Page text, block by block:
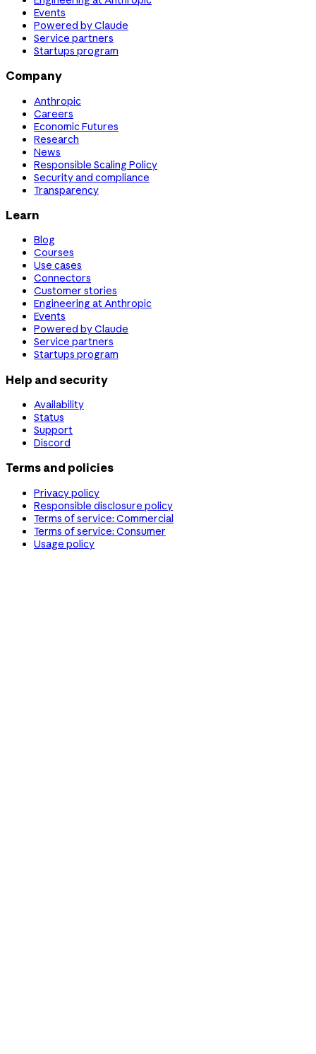
Events
Powered by Claude
Service partners
Startups program
Company
Anthropic
Careers
Economic Futures
Research
News
Responsible Scaling Policy
Security and compliance
Transparency
Learn
Blog
Courses
Use cases
Connectors
Customer stories
Engineering at Anthropic
Events
Powered by Claude
Service partners
Startups program
Help and security
Availability
Status
Support
Discord
Terms and policies
Privacy policy
Responsible disclosure policy
Terms of service: Commercial
Terms of service: Consumer
Usage policy